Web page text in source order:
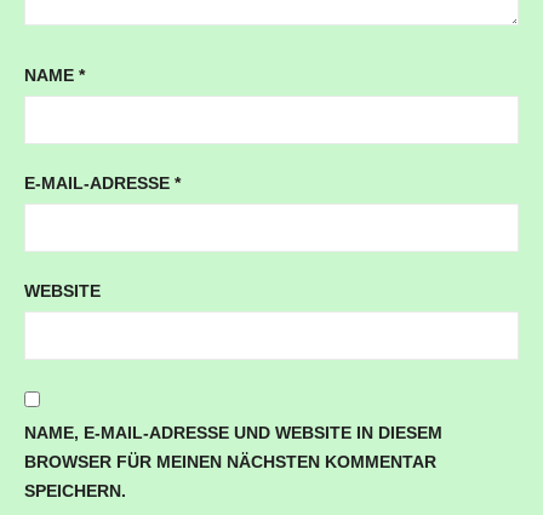
NAME *
E-MAIL-ADRESSE *
WEBSITE
NAME, E-MAIL-ADRESSE UND WEBSITE IN DIESEM
BROWSER FÜR MEINEN NÄCHSTEN KOMMENTAR
SPEICHERN.